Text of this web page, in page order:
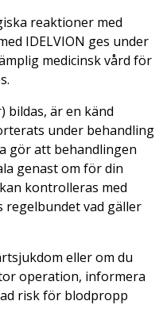
reaktioner med
IDELVION ges under
medicinsk vård för
bildas, är en känd
under behandling
gör att behandlingen
genast om för din
kontrolleras med
regelbundet vad gäller
eller om du
operation, informera
risk för blodpropp